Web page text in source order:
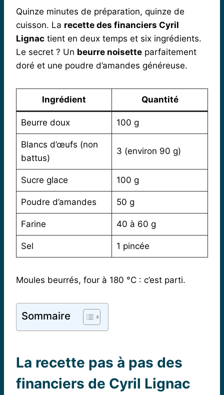
Quinze minutes de préparation, quinze de
cuisson. La recette des financiers Cyril
Lignac tient en deux temps et six ingrédients.
Le secret ? Un beurre noisette parfaitement
doré et une poudre d’amandes généreuse.
Ingrédient Quantité
Beurre doux 100 g
Blancs d’œufs (non
battus)
3 (environ 90 g)
Sucre glace 100 g
Poudre d’amandes 50 g
Farine 40 à 60 g
Sel 1 pincée
Moules beurrés, four à 180 °C : c’est parti.
Sommaire
La recette pas à pas des
financiers de Cyril Lignac